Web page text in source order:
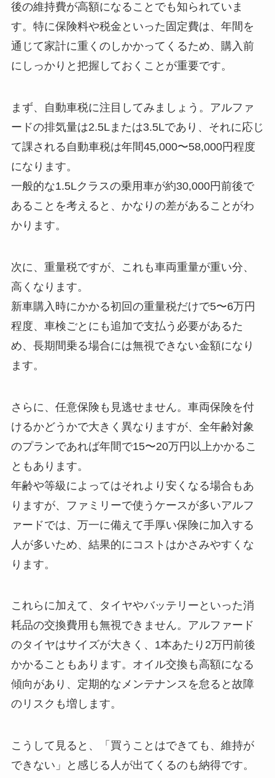
後の維持費が高額になることでも知られていま
す。特に保険料や税金といった固定費は、年間を
通じて家計に重くのしかかってくるため、購入前
にしっかりと把握しておくことが重要です。
まず、自動車税に注目してみましょう。アルファ
ードの排気量は2.5Lまたは3.5Lであり、それに応じ
て課される自動車税は年間45,000〜58,000円程度
になります。
一般的な1.5Lクラスの乗用車が約30,000円前後で
あることを考えると、かなりの差があることがわ
かります。
次に、重量税ですが、これも車両重量が重い分、
高くなります。
新車購入時にかかる初回の重量税だけで5〜6万円
程度、車検ごとにも追加で支払う必要があるた
め、長期間乗る場合には無視できない金額になり
ます。
さらに、任意保険も見逃せません。車両保険を付
けるかどうかで大きく異なりますが、全年齢対象
のプランであれば年間で15〜20万円以上かかるこ
ともあります。
年齢や等級によってはそれより安くなる場合もあ
りますが、ファミリーで使うケースが多いアルフ
ァードでは、万一に備えて手厚い保険に加入する
人が多いため、結果的にコストはかさみやすくな
ります。
これらに加えて、タイヤやバッテリーといった消
耗品の交換費用も無視できません。アルファード
のタイヤはサイズが大きく、1本あたり2万円前後
かかることもあります。オイル交換も高額になる
傾向があり、定期的なメンテナンスを怠ると故障
のリスクも増します。
こうして見ると、「買うことはできても、維持が
できない」と感じる人が出てくるのも納得です。